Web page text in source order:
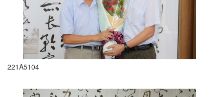
221A5104